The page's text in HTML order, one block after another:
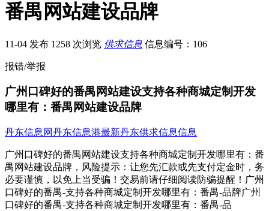
番禺网站建设品牌
11-04 发布 1258 次浏览 供求信息 信息编号：106
报错/举报
广州口碑好的番禺网站建设支持各种商城定制开发
哪里有：番禺网站建设品牌
丹东信息网丹东信息港最新丹东供求信息信息
广州口碑好的番禺网站建设支持各种商城定制开发哪里有：番
禺网站建设品牌，风险提示：让您先汇款或先支付定金时，务
必要谨慎，以免上当受骗！交易前请仔细阅读防骗提醒！广州
口碑好的番禺-支持各种商城定制开发哪里有：番禺-品牌广州
口碑好的番禺-支持各种商城定制开发哪里有：番禺-品